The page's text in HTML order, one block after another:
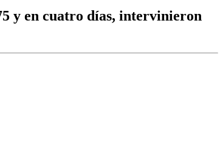
y en cuatro días, intervinieron